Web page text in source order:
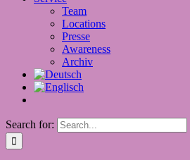
Team
Locations
Presse
Awareness
Archiv
Search for: